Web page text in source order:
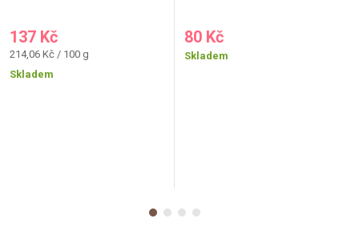
137 Kč
Měrná
cena:
214,06 Kč / 100 g
Skladem
80 Kč
Skladem